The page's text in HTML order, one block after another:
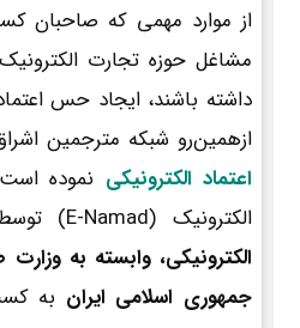
از موارد مهمی که صاحبان
مشاغل حوزه تجارت
داشته باشند، ایجاد حس
ازهمین‌رو شبکه مترجمین
اعتماد الکترونیکی نموده
الکترونیک (E-Namad) توسط م
الکترونیکی، وابسته به
جمهوری اسلامی ایران به